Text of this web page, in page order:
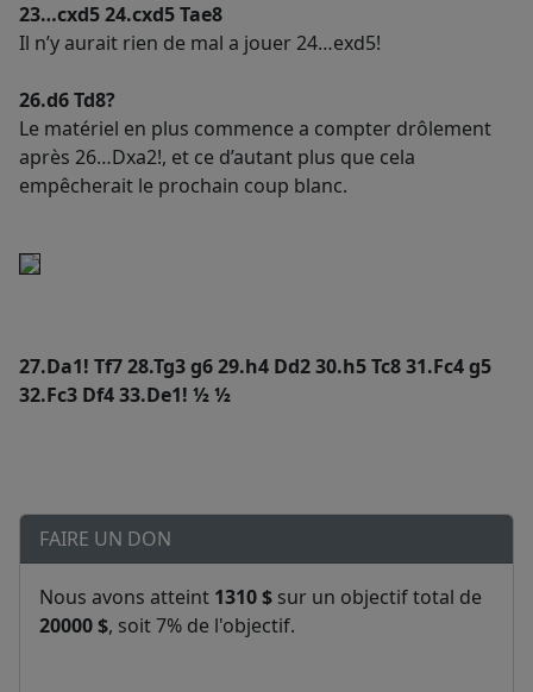
23…cxd5 24.cxd5 Tae8
Il n’y aurait rien de mal a jouer 24…exd5!
26.d6 Td8?
Le matériel en plus commence a compter drôlement
après 26…Dxa2!, et ce d’autant plus que cela
empêcherait le prochain coup blanc.
27.Da1! Tf7 28.Tg3 g6 29.h4 Dd2 30.h5 Tc8 31.Fc4 g5
32.Fc3 Df4 33.De1! ½ ½
FAIRE UN DON
Nous avons atteint 1310 $ sur un objectif total de
20000 $, soit 7% de l'objectif.